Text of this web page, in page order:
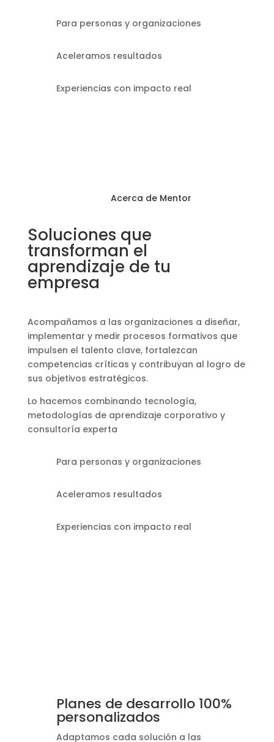
Para personas y organizaciones
Aceleramos resultados
Experiencias con impacto real
Acerca de Mentor
Soluciones que
transforman el
aprendizaje de tu
empresa
Acompañamos a las organizaciones a diseñar,
implementar y medir procesos formativos que
impulsen el talento clave, fortalezcan
competencias críticas y contribuyan al logro de
sus objetivos estratégicos.
Lo hacemos combinando tecnología,
metodologías de aprendizaje corporativo y
consultoría experta
Para personas y organizaciones
Aceleramos resultados
Experiencias con impacto real
Planes de desarrollo 100%
personalizados
Adaptamos cada solución a las